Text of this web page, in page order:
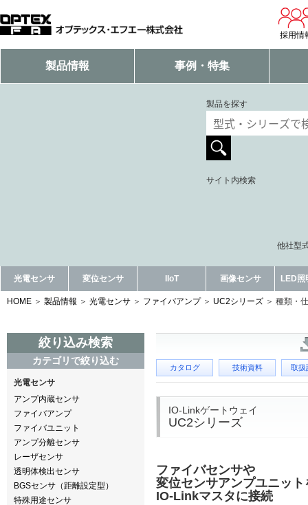
採用情
製品情報 事例・特集
製品を探す
サイト内検索
他社型
光電センサ 変位センサ IIoT 画像センサ LED照
HOME 製品情報 光電センサ ファイバアンプ UC2シリーズ 種類・
絞り込み検索
カテゴリで絞り込む
光電センサ
アンプ内蔵センサ
ファイバアンプ
ファイバユニット
アンプ分離センサ
レーザセンサ
透明体検出センサ
BGSセンサ（距離設定型）
特殊用途センサ
カタログ 技術資料 取扱
IO-Linkゲートウェイ
UC2シリーズ
ファイバセンサや
変位センサアンプユニット
IO-Linkマスタに接続